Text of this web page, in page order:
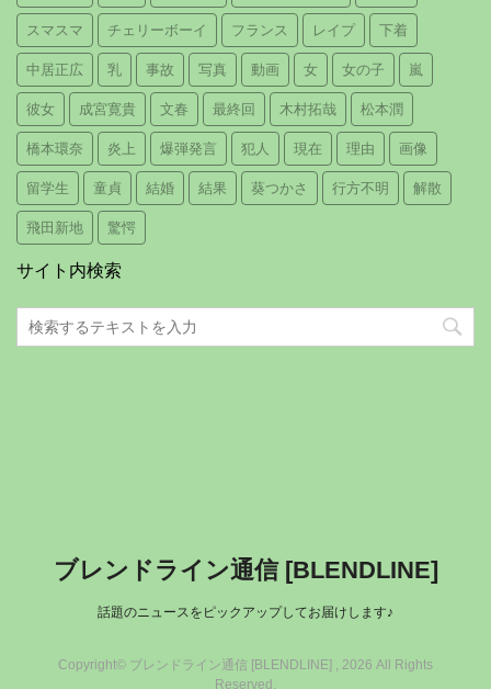
スマスマ チェリーボーイ フランス レイプ 下着
中居正広 乳 事故 写真 動画 女 女の子 嵐
彼女 成宮寛貴 文春 最終回 木村拓哉 松本潤
橋本環奈 炎上 爆弾発言 犯人 現在 理由 画像
留学生 童貞 結婚 結果 葵つかさ 行方不明 解散
飛田新地 驚愕
サイト内検索
ブレンドライン通信 [BLENDLINE]
話題のニュースをピックアップしてお届けします♪
Copyright© ブレンドライン通信 [BLENDLINE] , 2026 All Rights
Reserved.